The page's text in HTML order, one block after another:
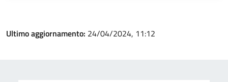
Ultimo aggiornamento: 24/04/2024, 11:12